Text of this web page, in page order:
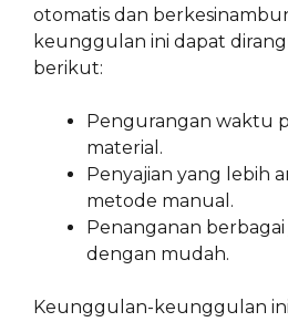
otomatis dan
keunggulan ini dapat
berikut:
Pengurangan waktu
material.
Penyajian yang lebih
metode manual.
Penanganan berbagai
dengan mudah.
Keunggulan-keunggulan